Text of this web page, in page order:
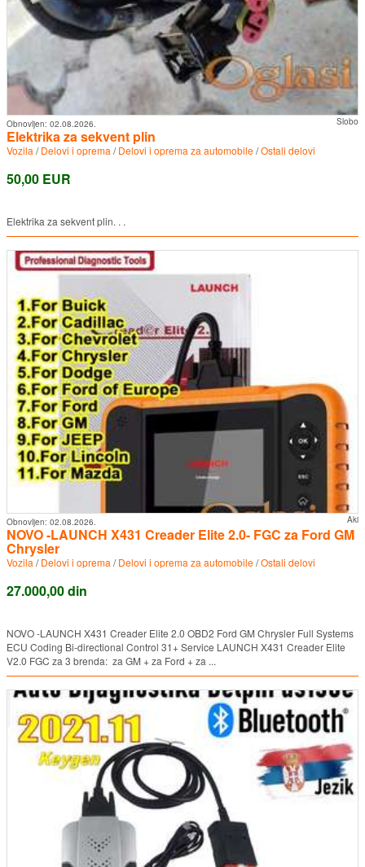
Slobo
Obnovljen: 02.08.2026.
Elektrika za sekvent plin
Vozila /Delovi i oprema /Delovi i oprema za automobile/Ostali delovi
50,00 EUR
Elektrika za sekvent plin. . .
Aki
Obnovljen: 02.08.2026.
NOVO -LAUNCH X431 Creader Elite 2.0- FGC za Ford GM
Chrysler
Vozila /Delovi i oprema /Delovi i oprema za automobile/Ostali delovi
27.000,00 din
NOVO -LAUNCH X431 Creader Elite 2.0 OBD2 Ford GM Chrysler Full Systems
ECU Coding Bi-directional Control 31+ Service LAUNCH X431 Creader Elite
V2.0 FGC za 3 brenda: za GM + za Ford + za ...